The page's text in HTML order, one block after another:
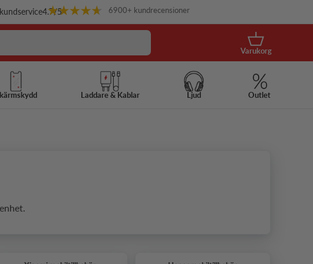
4.7/5 6900+ kundrecensioner
Korg
Varukorg
Laddare & Kablar Ljud Outlet